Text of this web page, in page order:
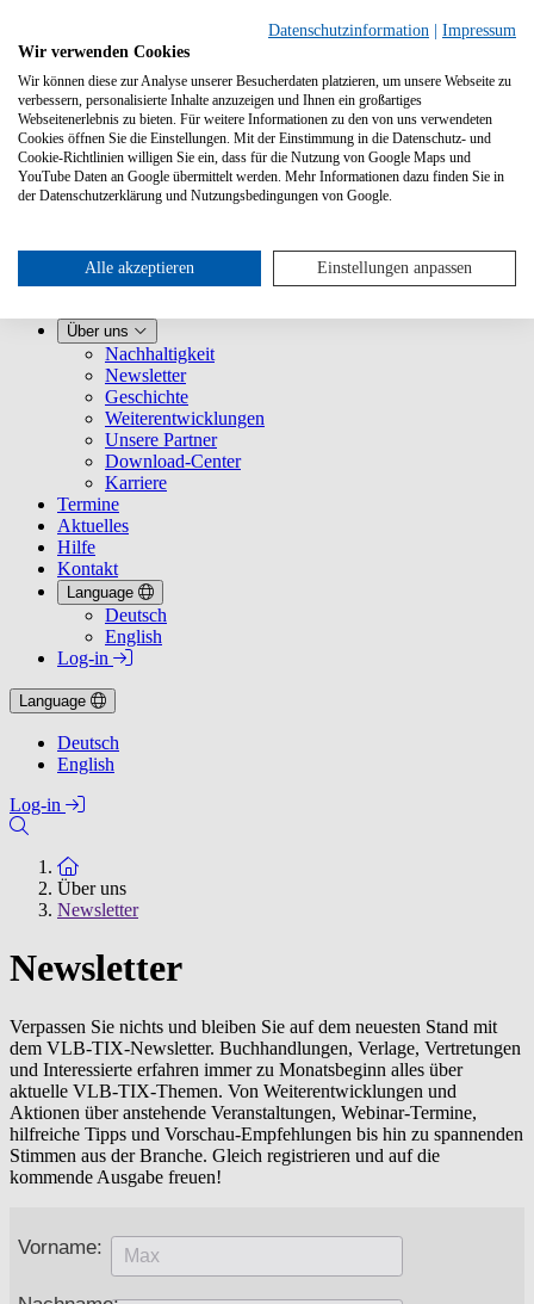
Leistungen
VLB-TIX kennenlernen
Für Vertretungen
Für Presse
Über uns
Nachhaltigkeit
Newsletter
Geschichte
Weiterentwicklungen
Unsere Partner
Download-Center
Karriere
Termine
Aktuelles
Hilfe
Kontakt
Language
Deutsch
English
Log-in
Language
Deutsch
English
Log-in
Zur Startseite
Über uns
Newsletter
Newsletter
Verpassen Sie nichts und bleiben Sie auf dem neuesten Stand mit
dem VLB-TIX-Newsletter. Buchhandlungen, Verlage, Vertretungen
und Interessierte erfahren immer zu Monatsbeginn alles über
aktuelle VLB-TIX-Themen. Von Weiterentwicklungen und
Aktionen über anstehende Veranstaltungen, Webinar-Termine,
hilfreiche Tipps und Vorschau-Empfehlungen bis hin zu spannenden
Stimmen aus der Branche. Gleich registrieren und auf die
kommende Ausgabe freuen!
Datenschutzinformation
Impressum
Wir verwenden Cookies
Wir können diese zur Analyse unserer Besucherdaten platzieren, um unsere Webseite zu
verbessern, personalisierte Inhalte anzuzeigen und Ihnen ein großartiges
Webseitenerlebnis zu bieten. Für weitere Informationen zu den von uns verwendeten
Cookies öffnen Sie die Einstellungen. Mit der Einstimmung in die Datenschutz- und
Cookie-Richtlinien willigen Sie ein, dass für die Nutzung von Google Maps und
YouTube Daten an Google übermittelt werden. Mehr Informationen dazu finden Sie in
der Datenschutzerklärung und Nutzungsbedingungen von Google.
Alle akzeptieren Einstellungen anpassen